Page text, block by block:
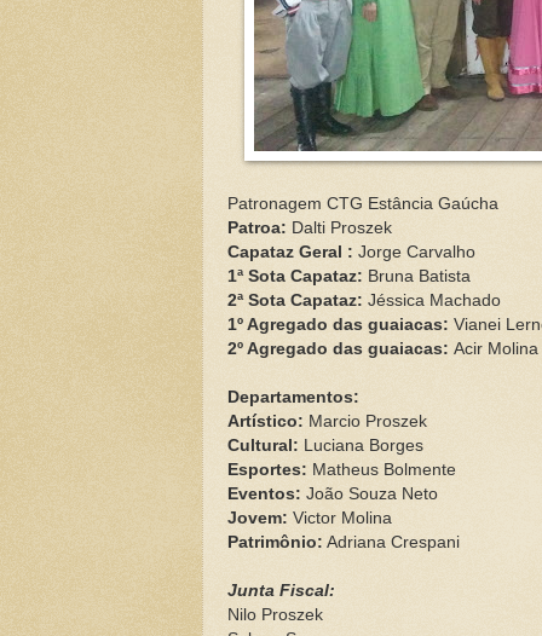
Patronagem CTG Estância Gaúcha
Patroa: Dalti Proszek
Capataz Geral : Jorge Carvalho
1ª Sota Capataz: Bruna Batista
2ª Sota Capataz: Jéssica Machado
1º Agregado das guaiacas: Vianei
2º Agregado das guaiacas: Acir Molina
Departamentos:
Artístico: Marcio Proszek
Cultural: Luciana Borges
Esportes: Matheus Bolmente
Eventos: João Souza Neto
Jovem: Victor Molina
Patrimônio: Adriana Crespani
Junta Fiscal:
Nilo Proszek